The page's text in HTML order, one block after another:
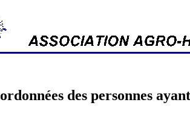
des personnes